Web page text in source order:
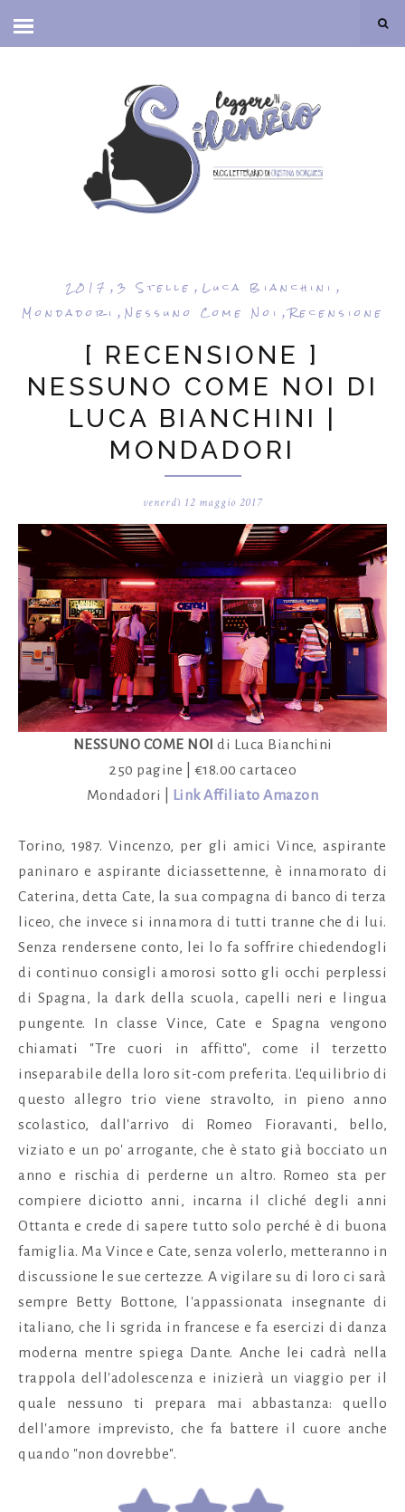
2017 , 3 Stelle , Luca Bianchini ,
Mondadori , Nessuno Come Noi ,Recensione
[ RECENSIONE ]
NESSUNO COME NOI DI
LUCA BIANCHINI |
MONDADORI
venerdì 12 maggio 2017
NESSUNO COME NOI di Luca Bianchini
250 pagine | €18.00 cartaceo
Mondadori |
Link Affiliato Amazon
Torino, 1987. Vincenzo, per gli amici Vince, aspirante
paninaro e aspirante diciassettenne, è innamorato di
Caterina, detta Cate, la sua compagna di banco di terza
liceo, che invece si innamora di tutti tranne che di lui.
Senza rendersene conto, lei lo fa soffrire chiedendogli
di continuo consigli amorosi sotto gli occhi perplessi
di Spagna, la dark della scuola, capelli neri e lingua
pungente. In classe Vince, Cate e Spagna vengono
chiamati "Tre cuori in affitto", come il terzetto
inseparabile della loro sit-com preferita. L'equilibrio di
questo allegro trio viene stravolto, in pieno anno
scolastico, dall'arrivo di Romeo Fioravanti, bello,
viziato e un po' arrogante, che è stato già bocciato un
anno e rischia di perderne un altro. Romeo sta per
compiere diciotto anni, incarna il cliché degli anni
Ottanta e crede di sapere tutto solo perché è di buona
famiglia. Ma Vince e Cate, senza volerlo, metteranno in
discussione le sue certezze. A vigilare su di loro ci sarà
sempre Betty Bottone, l'appassionata insegnante di
italiano, che li sgrida in francese e fa esercizi di danza
moderna mentre spiega Dante. Anche lei cadrà nella
trappola dell'adolescenza e inizierà un viaggio per il
quale nessuno ti prepara mai abbastanza: quello
dell'amore imprevisto, che fa battere il cuore anche
quando "non dovrebbe".